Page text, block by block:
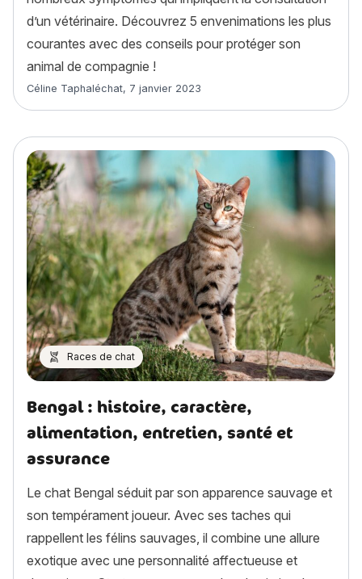
d’un vétérinaire. Découvrez 5 envenimations les plus
courantes avec des conseils pour protéger son
animal de compagnie !
Article rédigé par
Céline Taphaléchat, 7 janvier 2023
Races de chat
Bengal : histoire, caractère,
alimentation, entretien, santé et
assurance
Le chat Bengal séduit par son apparence sauvage et
son tempérament joueur. Avec ses taches qui
rappellent les félins sauvages, il combine une allure
exotique avec une personnalité affectueuse et